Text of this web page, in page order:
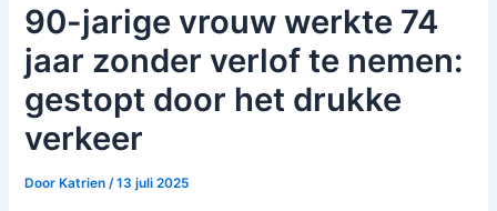
90-jarige vrouw werkte 74
jaar zonder verlof te nemen:
gestopt door het drukke
verkeer
Door Katrien/13 juli 2025